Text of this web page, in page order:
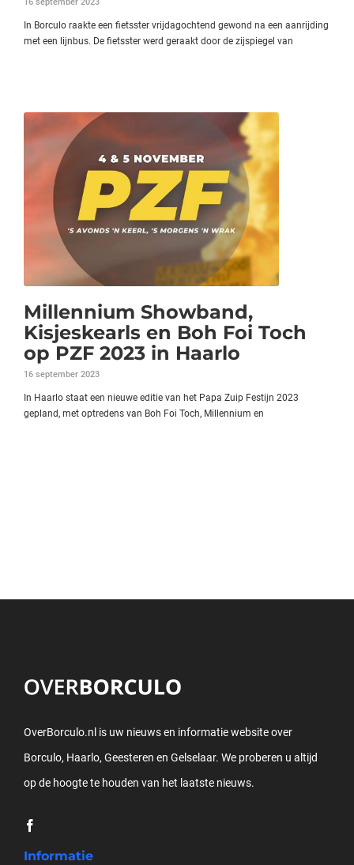
In Borculo raakte een fietsster vrijdagochtend gewond na een aanrijding
met een lijnbus. De fietsster werd geraakt door de zijspiegel van
Millennium Showband,
Kisjeskearls en Boh Foi Toch
op PZF 2023 in Haarlo
16 september 2023
In Haarlo staat een nieuwe editie van het Papa Zuip Festijn 2023
gepland, met optredens van Boh Foi Toch, Millennium en
OverBorculo.nl is uw nieuws en informatie website over
Borculo, Haarlo, Geesteren en Gelselaar. We proberen u altijd
op de hoogte te houden van het laatste nieuws.
Informatie